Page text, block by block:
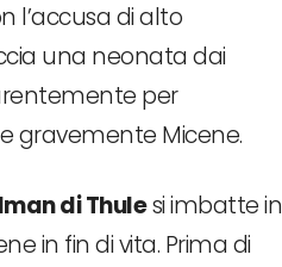
l’accusa di alto
una neonata dai
per
gravemente Micene.
di Thulesi imbatte in
in fin di vita. Prima di